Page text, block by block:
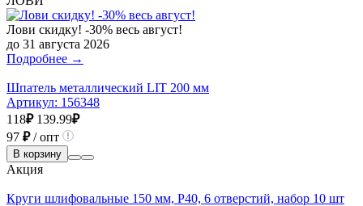
Лови скидку! -30% весь август!
до 31 августа 2026
Подробнее →
Шпатель металлический LIT 200 мм
Артикул: 156348
118₽ 139.99₽
97 ₽/ опт
В корзину
Акция
Круги шлифовальные 150 мм, Р40, 6 отверстий, набор 10 шт